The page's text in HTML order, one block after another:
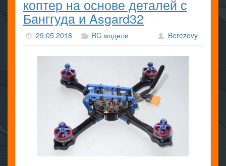
коптер на основе деталей с
Банггуда и Asgard32
29.05.2018 RC модели Berezovy